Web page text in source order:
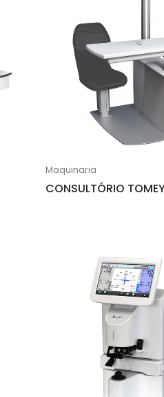
Maquinaria
CONSULTÓRIO